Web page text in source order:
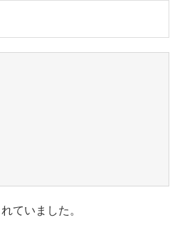
ていました。